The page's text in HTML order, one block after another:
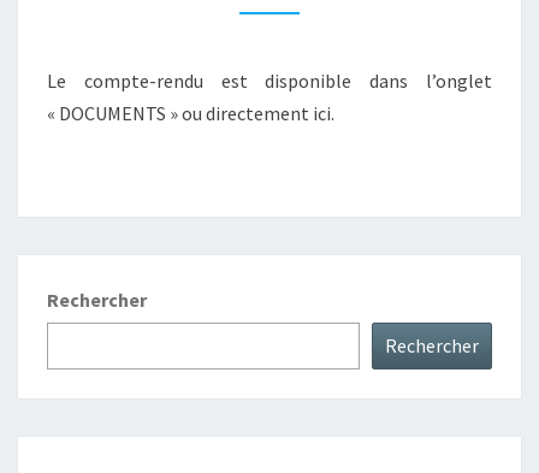
SESSION
2025
Le compte-rendu est disponible dans l’onglet
« DOCUMENTS » ou directement ici.
Rechercher
Rechercher